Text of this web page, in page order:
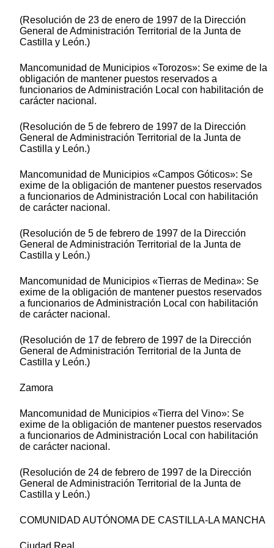
(Resolución de 23 de enero de 1997 de la Dirección
General de Administración Territorial de la Junta de
Castilla y León.)
Mancomunidad de Municipios «Torozos»: Se exime de la
obligación de mantener puestos reservados a
funcionarios de Administración Local con habilitación de
carácter nacional.
(Resolución de 5 de febrero de 1997 de la Dirección
General de Administración Territorial de la Junta de
Castilla y León.)
Mancomunidad de Municipios «Campos Góticos»: Se
exime de la obligación de mantener puestos reservados
a funcionarios de Administración Local con habilitación
de carácter nacional.
(Resolución de 5 de febrero de 1997 de la Dirección
General de Administración Territorial de la Junta de
Castilla y León.)
Mancomunidad de Municipios «Tierras de Medina»: Se
exime de la obligación de mantener puestos reservados
a funcionarios de Administración Local con habilitación
de carácter nacional.
(Resolución de 17 de febrero de 1997 de la Dirección
General de Administración Territorial de la Junta de
Castilla y León.)
Zamora
Mancomunidad de Municipios «Tierra del Vino»: Se
exime de la obligación de mantener puestos reservados
a funcionarios de Administración Local con habilitación
de carácter nacional.
(Resolución de 24 de febrero de 1997 de la Dirección
General de Administración Territorial de la Junta de
Castilla y León.)
COMUNIDAD AUTÓNOMA DE CASTILLA-LA MANCHA
Ciudad Real